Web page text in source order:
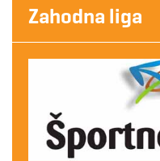
Zahodna liga